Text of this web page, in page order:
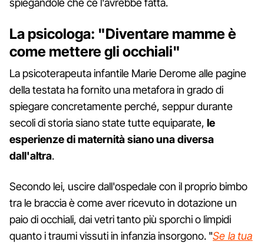
spiegandole che ce l'avrebbe fatta.
La psicologa: "Diventare mamme è
come mettere gli occhiali"
La psicoterapeuta infantile Marie Derome alle pagine
della testata ha fornito una metafora in grado di
spiegare concretamente perché, seppur durante
secoli di storia siano state tutte equiparate, le
esperienze di maternità siano una diversa
dall'altra.
Secondo lei, uscire dall'ospedale con il proprio bimbo
tra le braccia è come aver ricevuto in dotazione un
paio di occhiali, dai vetri tanto più sporchi o limpidi
quanto i traumi vissuti in infanzia insorgono. "Se la tua